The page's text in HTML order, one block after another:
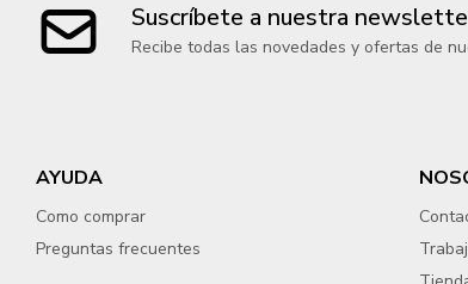
Suscríbete a nuestra
Recibe todas las novedades y ofertas de
AYUDA
Como comprar
Preguntas frecuentes